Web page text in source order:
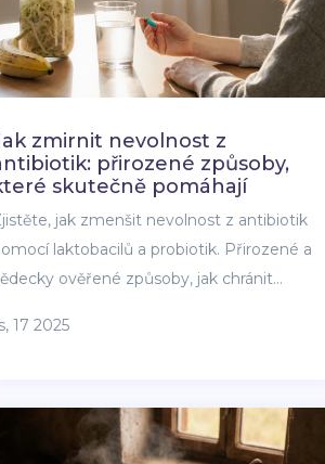
zmirnit nevolnost z
přirozené způsoby,
skutečně pomáhají
jak zmenšit nevolnost z antibiotik
laktobacilů a probiotik. Přirozené a
ověřené způsoby, jak chránit
17 2025